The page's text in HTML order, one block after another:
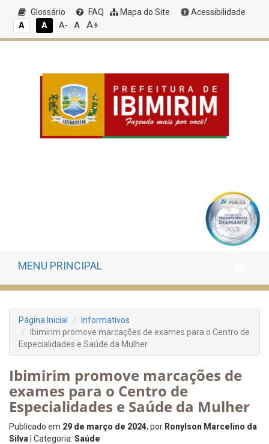
Glossário FAQ Mapa do Site
Acessibilidade
A
A A- A A+
MENU PRINCIPAL
Página Inicial
Informativos
Ibimirim promove marcações de exames para o Centro de
Especialidades e Saúde da Mulher
Ibimirim promove marcações de
exames para o Centro de
Especialidades e Saúde da Mulher
Publicado em 29 de março de 2024, por Ronylson Marcelino da
Silva | Categoria: Saúde